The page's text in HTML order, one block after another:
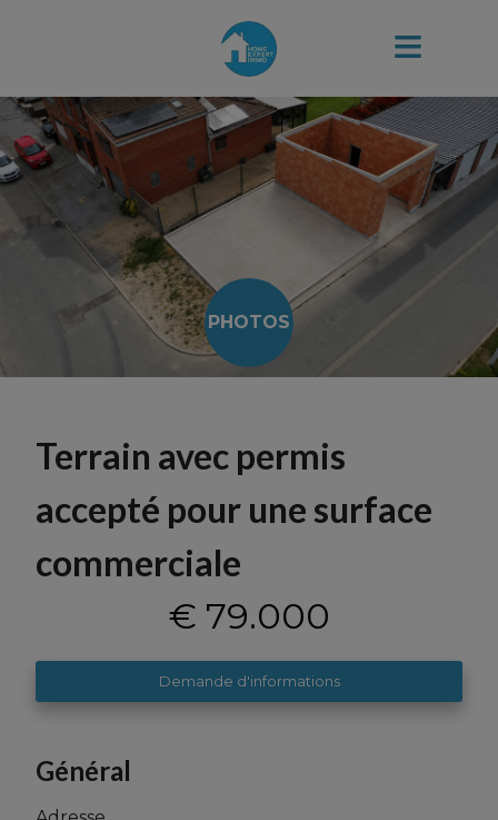
PHOTOS
Terrain avec permis
accepté pour une surface
commerciale
€ 79.000
Demande d'informations
Général